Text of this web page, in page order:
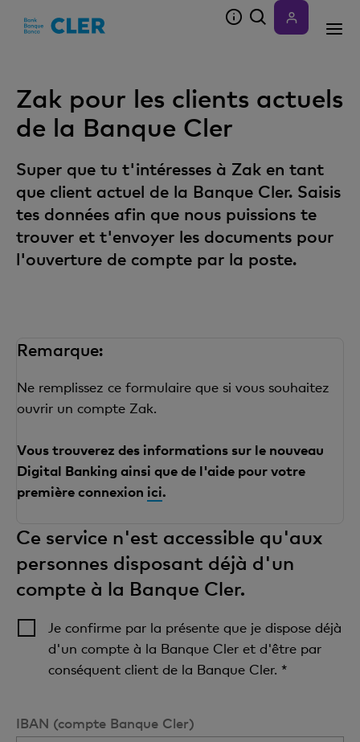
Zak pour les clients actuels
de la Banque Cler
Super que tu t'intéresses à Zak en tant
que client actuel de la Banque Cler. Saisis
tes données afin que nous puissions te
trouver et t'envoyer les documents pour
l'ouverture de compte par la poste.
Remarque:
Ne remplissez ce formulaire que si vous souhaitez
ouvrir un compte Zak.
Vous trouverez des informations sur le nouveau
Digital Banking ainsi que de l'aide pour votre
première connexion ici.
Ce service n'est accessible qu'aux
personnes disposant déjà d'un
compte à la Banque Cler.
Je confirme par la présente que je dispose déjà
d'un compte à la Banque Cler et d'être par
conséquent client de la Banque Cler. *
IBAN (compte Banque Cler)